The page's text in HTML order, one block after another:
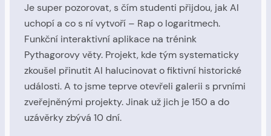
Je super pozorovat, s čím studenti přijdou, jak AI
uchopí a co s ní vytvoří – Rap o logaritmech.
Funkční interaktivní aplikace na trénink
Pythagorovy věty. Projekt, kde tým systematicky
zkoušel přinutit AI halucinovat o fiktivní historické
události. A to jsme teprve otevřeli galerii s prvními
zveřejněnými projekty. Jinak už jich je 150 a do
uzávěrky zbývá 10 dní.